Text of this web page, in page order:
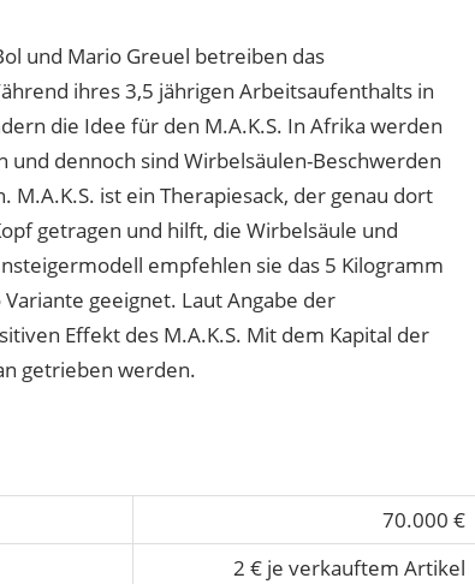
und Mario Greuel betreiben das
ihres 3,5 jährigen Arbeitsaufenthalts in
die Idee für den M.A.K.S. In Afrika werden
und dennoch sind Wirbelsäulen-Beschwerden
M.A.K.S. ist ein Therapiesack, der genau dort
getragen und hilft, die Wirbelsäule und
empfehlen sie das 5 Kilogramm
geeignet. Laut Angabe der
Effekt des M.A.K.S. Mit dem Kapital der
getrieben werden.
70.000 €
2 € je verkauftem Artikel